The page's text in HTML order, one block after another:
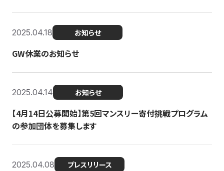
2025.04.18 お知らせ
GW休業のお知らせ
2025.04.14 お知らせ
【4月14日公募開始】第5回マンスリー寄付挑戦プログラム
の参加団体を募集します
2025.04.08 プレスリリース